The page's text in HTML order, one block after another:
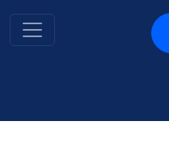
contenu